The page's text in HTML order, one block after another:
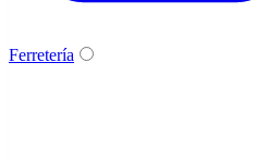
Ferretería